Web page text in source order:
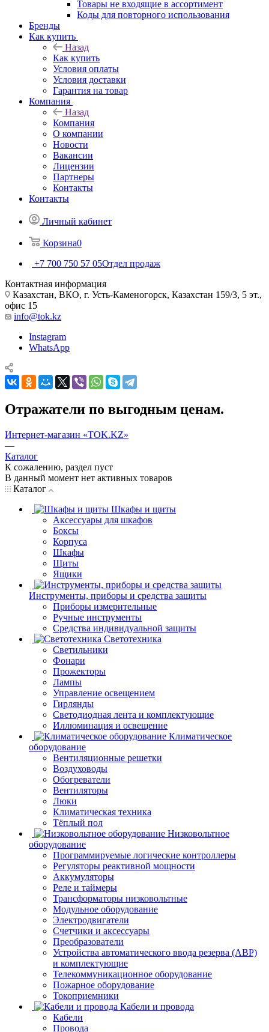
Товары не входящие в ассортимент
Коды для повторного использования
Бренды
Как купить
Назад
Как купить
Условия оплаты
Условия доставки
Гарантия на товар
Компания
Назад
Компания
О компании
Новости
Вакансии
Лицензии
Партнеры
Контакты
Контакты
Личный кабинет
Корзина0
+7 700 750 57 05Отдел продаж
Контактная информация
Казахстан, ВКО, г. Усть-Каменогорск, Казахстан 159/3, 5 эт.,
офис 15
info@tok.kz
Instagram
WhatsApp
Отражатели по выгодным ценам.
Интернет-магазин «TOK.KZ»
—
Каталог
К сожалению, раздел пуст
В данный момент нет активных товаров
Каталог
Шкафы и щиты
Аксессуары для шкафов
Боксы
Корпуса
Шкафы
Щиты
Ящики
Инструменты, приборы и средства защиты
Приборы измерительные
Ручные инструменты
Средства индивидуальной защиты
Светотехника
Светильники
Фонари
Прожекторы
Лампы
Управление освещением
Гирлянды
Светодиодная лента и комплектующие
Иллюминация и освещение
Климатическое
оборудование
Вентиляционные решетки
Воздуховоды
Обогреватели
Вентиляторы
Люки
Климатическая техника
Тёплый пол
Низковольтное
оборудование
Программируемые логические контроллеры
Регуляторы реактивной мощности
Аккумуляторы
Реле и таймеры
Трансформаторы низковольтные
Модульное оборудование
Электродвигатели
Счетчики и аксессуары
Преобразователи
Устройства автоматического ввода резерва (АВР)
и комплектующие
Телекоммуникационное оборудование
Пожарное оборудование
Токоприемники
Кабели и провода
Кабели
Провода